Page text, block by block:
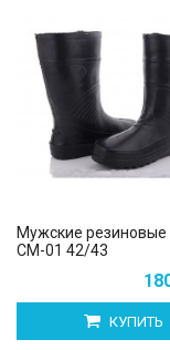
Мужские резиновые
СМ-01 42/43
КУПИТЬ